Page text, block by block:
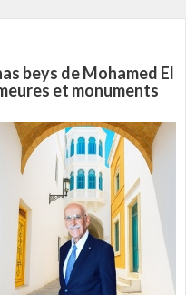
beys de Mohamed El
et monuments